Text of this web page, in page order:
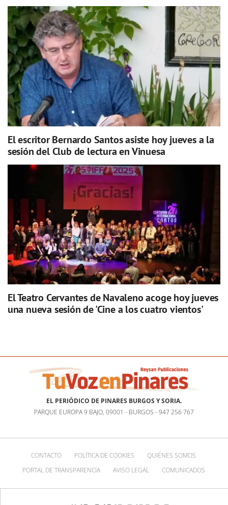
El escritor Bernardo Santos asiste hoy jueves a la
sesión del Club de lectura en Vinuesa
El Teatro Cervantes de Navaleno acoge hoy jueves
una nueva sesión de 'Cine a los cuatro vientos'
EL PERIÓDICO DE PINARES BURGOS Y SORIA.
PARQUE EUROPA 9 BAJO, 09001 - BURGOS - 947 256 767
CONTACTO POLÍTICA DE COOKIES
QUIÉNES SOMOS
PORTAL DE TRANSPARENCIA
AVISO LEGAL COMUNICADOS